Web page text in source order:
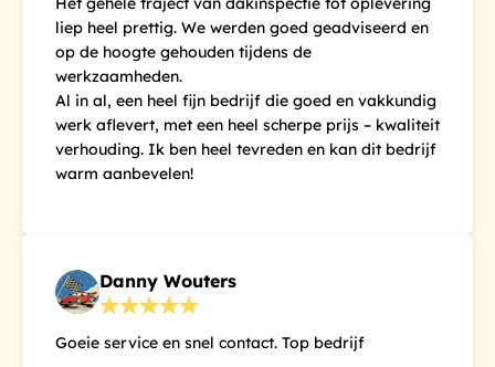
liep heel prettig. We werden goed geadviseerd en
op de hoogte gehouden tijdens de
werkzaamheden.
Al in al, een heel fijn bedrijf die goed en vakkundig
werk aflevert, met een heel scherpe prijs – kwaliteit
verhouding. Ik ben heel tevreden en kan dit bedrijf
warm aanbevelen!
Danny Wouters
Goeie service en snel contact. Top bedrijf